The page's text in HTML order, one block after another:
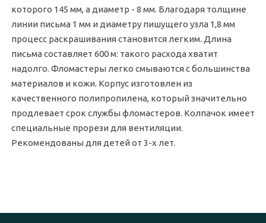
которого 145 мм, а диаметр - 8 мм. Благодаря толщине
линии письма 1 мм и диаметру пишущего узла 1,8 мм
процесс раскрашивания становится легким. Длина
письма составляет 600 м: такого расхода хватит
надолго. Фломастеры легко смываются с большинства
материалов и кожи. Корпус изготовлен из
качественного полипропилена, который значительно
продлевает срок службы фломастеров. Колпачок имеет
специальные прорези для вентиляции.
Рекомендованы для детей от 3-х лет.